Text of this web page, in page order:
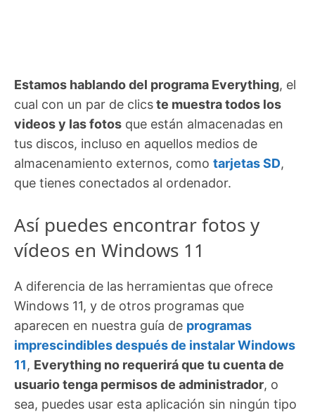
Estamos hablando del programa Everything, el
cual con un par de clicste muestra todos los
videos y las fotos que están almacenadas en
tus discos, incluso en aquellos medios de
almacenamiento externos, como tarjetas SD,
que tienes conectados al ordenador.
Así puedes encontrar fotos y
vídeos en Windows 11
A diferencia de las herramientas que ofrece
Windows 11, y de otros programas que
aparecen en nuestra guía de programas
imprescindibles después de instalar Windows
11, Everything no requerirá que tu cuenta de
usuario tenga permisos de administrador, o
sea, puedes usar esta aplicación sin ningún tipo